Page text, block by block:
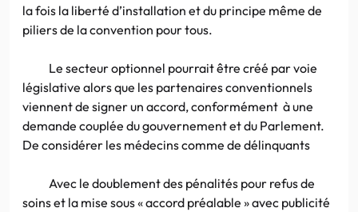
la fois la liberté d’installation et du principe même de
piliers de la convention pour tous.
Le secteur optionnel pourrait être créé par voie
législative alors que les partenaires conventionnels
viennent de signer un accord, conformément à une
demande couplée du gouvernement et du Parlement.
De considérer les médecins comme de délinquants
Avec le doublement des pénalités pour refus de
soins et la mise sous « accord préalable » avec publicité